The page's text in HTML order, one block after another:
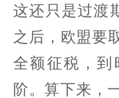
这还只是过渡
之后，欧盟要
全额征税，到
阶。算下来，